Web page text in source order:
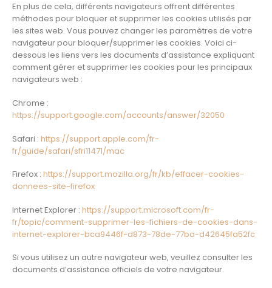
En plus de cela, différents navigateurs offrent différentes
méthodes pour bloquer et supprimer les cookies utilisés par
les sites web. Vous pouvez changer les paramètres de votre
navigateur pour bloquer/supprimer les cookies. Voici ci-
dessous les liens vers les documents d’assistance expliquant
comment gérer et supprimer les cookies pour les principaux
navigateurs web :
Chrome :
https://support.google.com/accounts/answer/32050
Safari : https://support.apple.com/fr-
fr/guide/safari/sfri11471/mac
Firefox : https://support.mozilla.org/fr/kb/effacer-cookies-
donnees-site-firefox
Internet Explorer : https://support.microsoft.com/fr-
fr/topic/comment-supprimer-les-fichiers-de-cookies-dans-
internet-explorer-bca9446f-d873-78de-77ba-d42645fa52fc
Si vous utilisez un autre navigateur web, veuillez consulter les
documents d’assistance officiels de votre navigateur.